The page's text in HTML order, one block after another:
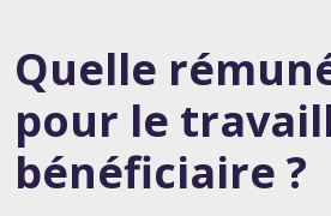
Quelle
pour le
bénéficiaire ?